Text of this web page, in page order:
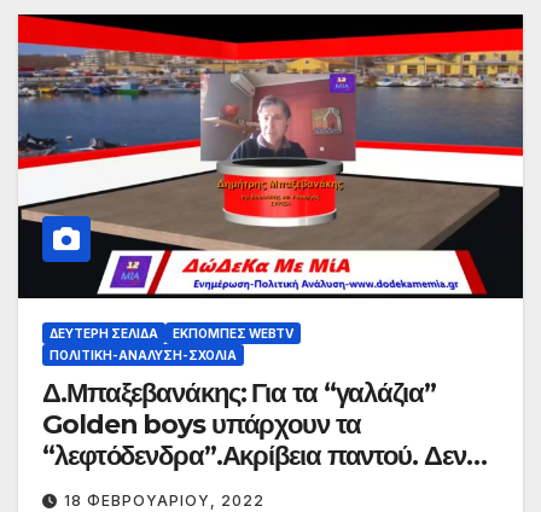
ΔΕΎΤΕΡΗ ΣΕΛΊΔΑ
ΕΚΠΟΜΠΈΣ WEBTV
ΠΟΛΙΤΙΚΉ-ΑΝΆΛΥΣΗ-ΣΧΌΛΙΑ
Δ.Μπαξεβανάκης: Για τα “γαλάζια”
Golden boys υπάρχουν τα
“λεφτόδενδρα”.Ακρίβεια παντού. Δεν
πάει άλλο.
18 ΦΕΒΡΟΥΑΡΊΟΥ, 2022